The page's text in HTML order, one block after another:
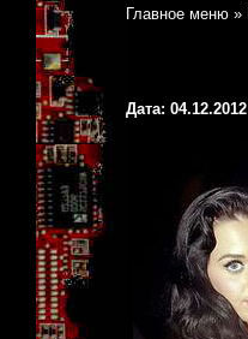
Главное меню »
Дата: 04.12.2012